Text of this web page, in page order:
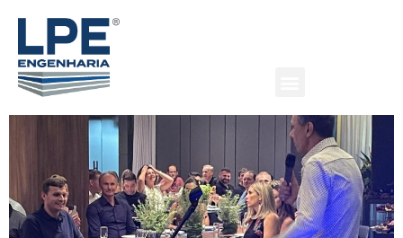
Grupo Koch em expansão